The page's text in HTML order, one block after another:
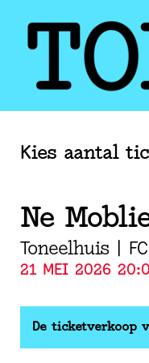
Kies aantal
Ne
Toneelhuis |
21 MEI 2026
De ticketverkoop